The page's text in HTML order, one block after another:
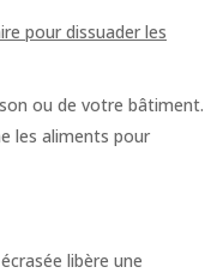
pour dissuader les
ou de votre bâtiment.
les aliments pour
libère une